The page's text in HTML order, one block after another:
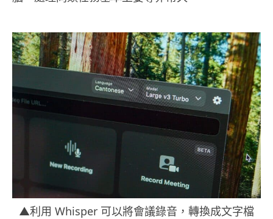
▲利用 Whisper 可以將會議錄音，轉換成文字檔